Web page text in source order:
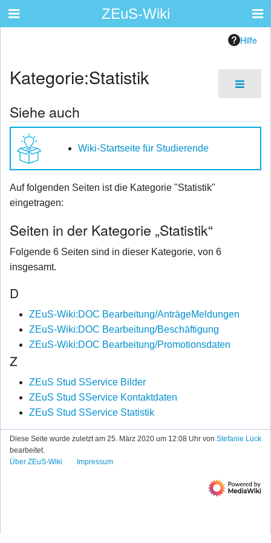
ZEuS-Wiki
Hilfe
Kategorie:Statistik
Siehe auch
Wiki-Startseite für Studierende
Auf folgenden Seiten ist die Kategorie "Statistik"
eingetragen:
Seiten in der Kategorie „Statistik“
Folgende 6 Seiten sind in dieser Kategorie, von 6
insgesamt.
D
ZEuS-Wiki:DOC Bearbeitung/AnträgeMeldungen
ZEuS-Wiki:DOC Bearbeitung/Beschäftigung
ZEuS-Wiki:DOC Bearbeitung/Promotionsdaten
Z
ZEuS Stud SService Bilder
ZEuS Stud SService Kontaktdaten
ZEuS Stud SService Statistik
Diese Seite wurde zuletzt am 25. März 2020 um 12:08 Uhr von Stefanie Lück
bearbeitet.
Über ZEuS-Wiki
Impressum